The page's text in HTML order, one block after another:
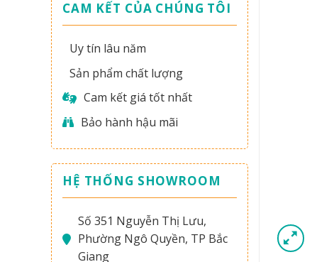
CAM KẾT CỦA CHÚNG TÔI
Uy tín lâu năm
Sản phẩm chất lượng
Cam kết giá tốt nhất
Bảo hành hậu mãi
HỆ THỐNG SHOWROOM
Số 351 Nguyễn Thị Lưu,
Phường Ngô Quyền, TP Bắc
Giang